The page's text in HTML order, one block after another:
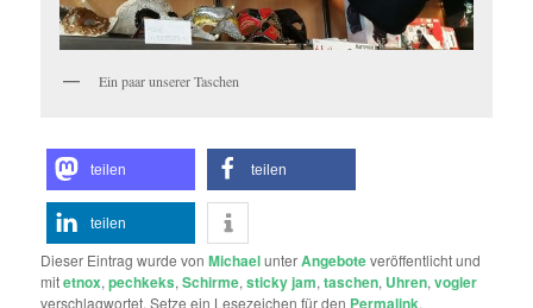
Ein paar unserer Taschen
teilen teilen
teilen
Dieser Eintrag wurde vonMichaelunterAngeboteveröffentlicht und
mitetnox,pechkeks,Schirme,sticky jam,taschen, Uhren,vogler
verschlagwortet. Setze ein Lesezeichen für den Permalink.